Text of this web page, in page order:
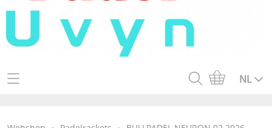
Home NL